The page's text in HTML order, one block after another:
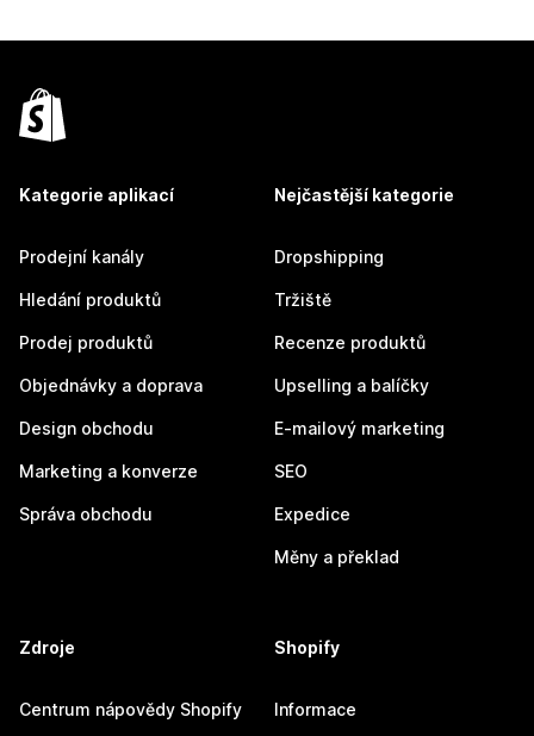
Kategorie aplikací
Prodejní kanály
Hledání produktů
Prodej produktů
Objednávky a doprava
Design obchodu
Marketing a konverze
Správa obchodu
Nejčastější kategorie
Dropshipping
Tržiště
Recenze produktů
Upselling a balíčky
E-mailový marketing
SEO
Expedice
Měny a překlad
Zdroje
Centrum nápovědy Shopify
Shopify
Informace